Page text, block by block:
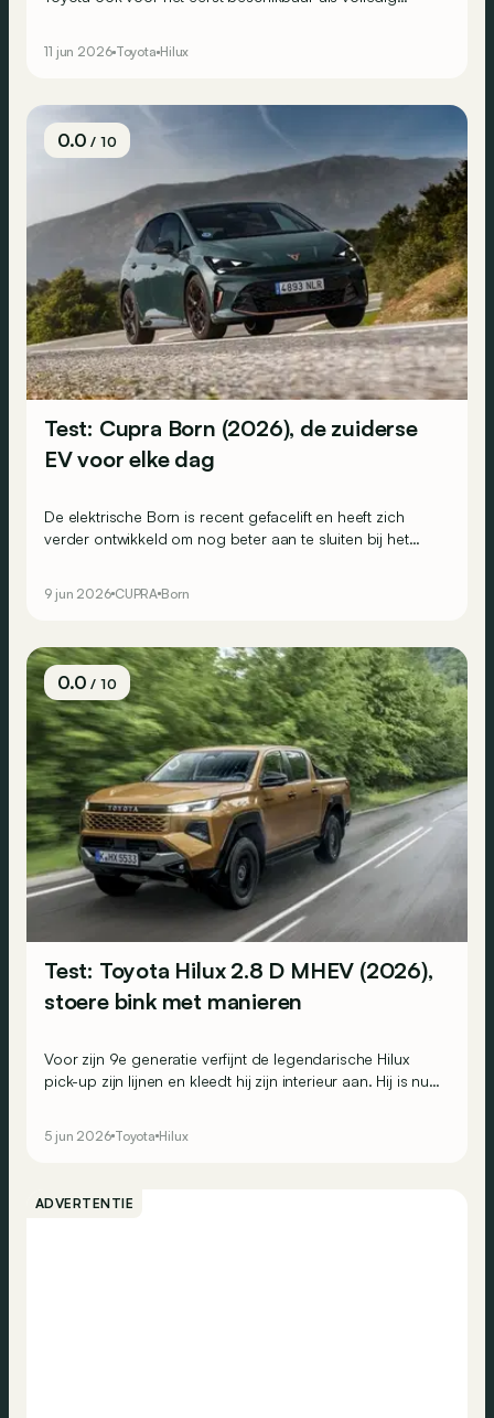
11 jun 2026 Toyota Hilux
0.0/ 10
Test: Cupra Born (2026), de zuiderse
EV voor elke dag
De elektrische Born is recent gefacelift en heeft zich
verder ontwikkeld om nog beter aan te sluiten bij het
9 jun 2026 CUPRA Born
0.0/ 10
Test: Toyota Hilux 2.8 D MHEV (2026),
stoere bink met manieren
Voor zijn 9e generatie verfijnt de legendarische Hilux
pick-up zijn lijnen en kleedt hij zijn interieur aan. Hij is nu
mildhybride dieselversie (MHEV) om dat te ontdekken.
5 jun 2026 Toyota Hilux
ADVERTENTIE